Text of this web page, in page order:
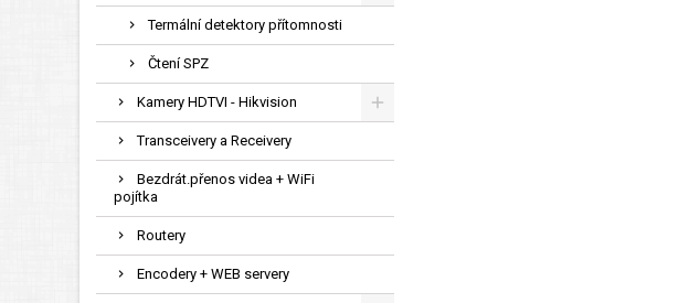
Termální detektory přítomnosti
Čtení SPZ
Kamery HDTVI - Hikvision
Transceivery a Receivery
Bezdrát.přenos videa + WiFi
pojítka
Routery
Encodery + WEB servery